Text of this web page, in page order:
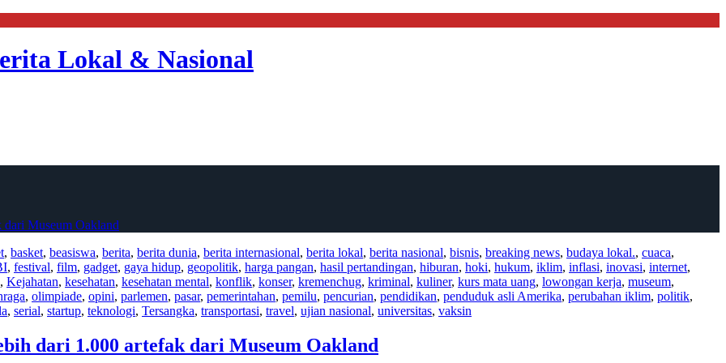
Lokal & Nasional
dari Museum Oakland
, basket, beasiswa, berita, berita dunia, berita internasional, berita lokal, berita nasional, bisnis, breaking news, budaya lokal., cuaca,
, festival, film, gadget, gaya hidup, geopolitik, harga pangan, hasil pertandingan, hiburan, hoki, hukum, iklim, inflasi, inovasi, internet,
, Kejahatan, kesehatan, kesehatan mental, konflik, konser, kremenchug, kriminal, kuliner, kurs mata uang, lowongan kerja, museum,
, olimpiade, opini, parlemen, pasar, pemerintahan, pemilu, pencurian, pendidikan, penduduk asli Amerika, perubahan iklim, politik,
, serial, startup, teknologi, Tersangka, transportasi, travel, ujian nasional, universitas, vaksin
dari 1.000 artefak dari Museum Oakland